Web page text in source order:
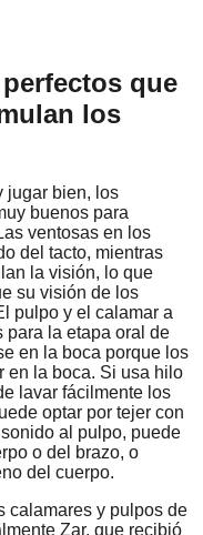
que
los
jugar bien, los
buenos para
ventosas en los
del tacto, mientras
la visión, lo que
su visión de los
pulpo y el calamar a
para la etapa oral de
en la boca porque los
en la boca. Si usa hilo
lavar fácilmente los
optar por tejer con
al pulpo, puede
o del brazo, o
del cuerpo.
calamares y pulpos de
Zar, que recibió